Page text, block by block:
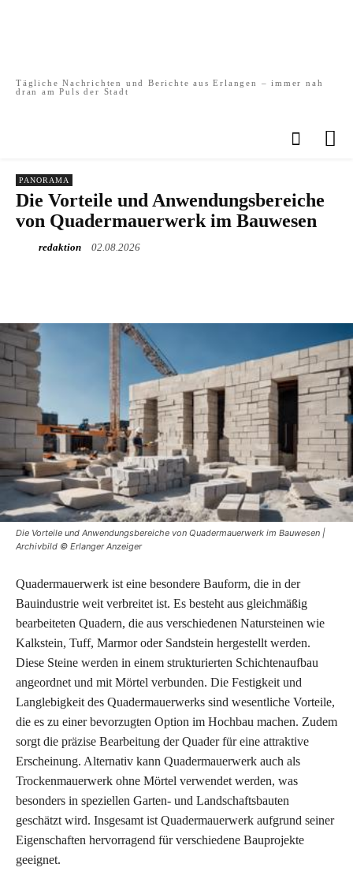
Tägliche Nachrichten und Berichte aus Erlangen – immer nah
dran am Puls der Stadt
PANORAMA
Die Vorteile und Anwendungsbereiche
von Quadermauerwerk im Bauwesen
redaktion 02.08.2026
Die Vorteile und Anwendungsbereiche von Quadermauerwerk im Bauwesen |
Archivbild © Erlanger Anzeiger
Quadermauerwerk ist eine besondere Bauform, die in der
Bauindustrie weit verbreitet ist. Es besteht aus gleichmäßig
bearbeiteten Quadern, die aus verschiedenen Natursteinen wie
Kalkstein, Tuff, Marmor oder Sandstein hergestellt werden.
Diese Steine werden in einem strukturierten Schichtenaufbau
angeordnet und mit Mörtel verbunden. Die Festigkeit und
Langlebigkeit des Quadermauerwerks sind wesentliche Vorteile,
die es zu einer bevorzugten Option im Hochbau machen. Zudem
sorgt die präzise Bearbeitung der Quader für eine attraktive
Erscheinung. Alternativ kann Quadermauerwerk auch als
Trockenmauerwerk ohne Mörtel verwendet werden, was
besonders in speziellen Garten- und Landschaftsbauten
geschätzt wird. Insgesamt ist Quadermauerwerk aufgrund seiner
Eigenschaften hervorragend für verschiedene Bauprojekte
geeignet.